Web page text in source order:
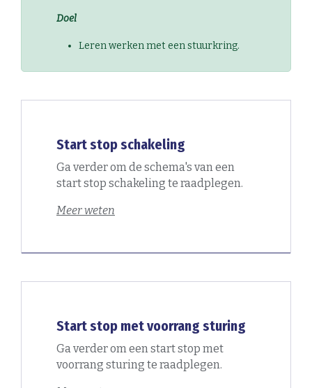
Doel
Leren werken met een stuurkring.
Start stop schakeling
Ga verder om de schema's van een
start stop schakeling te raadplegen.
Meer weten
Start stop met voorrang sturing
Ga verder om een start stop met
voorrang sturing te raadplegen.